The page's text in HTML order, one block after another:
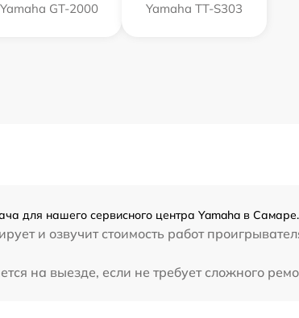
Yamaha GT-2000 Yamaha TT-S303
для нашего сервисного центра Yamaha в
и озвучит стоимость работ
на выезде, если не требует сложного